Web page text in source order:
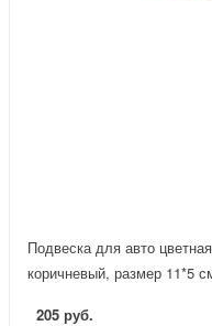
Подвеска для авто
коричневый, размер 11*5
205 руб.